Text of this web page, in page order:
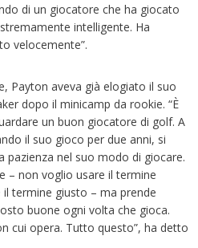
di un giocatore che ha giocato
intelligente. Ha
velocemente”.
Payton aveva già elogiato il suo
dopo il minicamp da rookie. “È
un buon giocatore di golf. A
il suo gioco per due anni, si
pazienza nel suo modo di giocare.
– non voglio usare il termine
termine giusto – ma prende
buone ogni volta che gioca.
cui opera. Tutto questo”, ha detto